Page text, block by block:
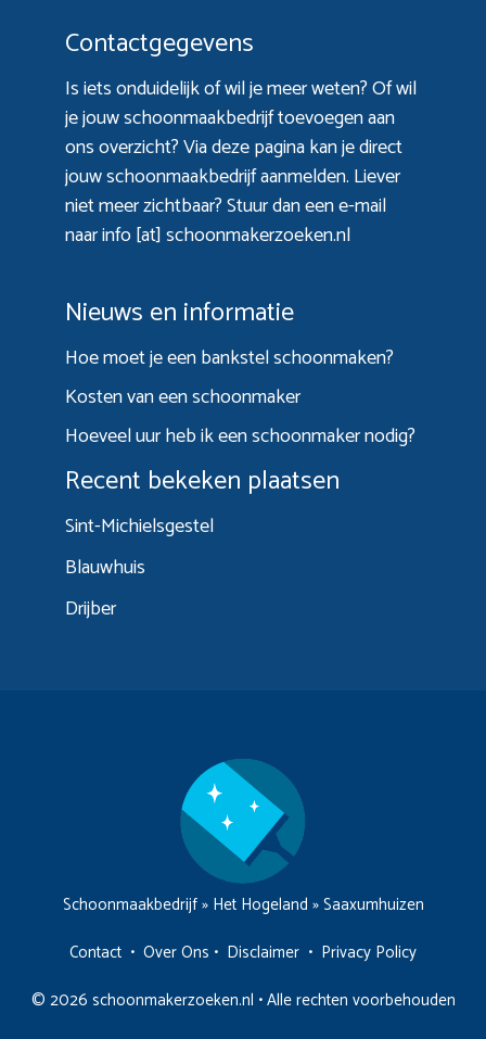
Contactgegevens
Is iets onduidelijk of wil je meer weten? Of wil
je jouw schoonmaakbedrijf toevoegen aan
ons overzicht? Viadeze paginakan je direct
jouw schoonmaakbedrijf aanmelden. Liever
niet meer zichtbaar? Stuur dan een e-mail
naar info [at] schoonmakerzoeken.nl
Nieuws en informatie
Hoe moet je een bankstel schoonmaken?
Kosten van een schoonmaker
Hoeveel uur heb ik een schoonmaker nodig?
Recent bekeken plaatsen
Sint-Michielsgestel
Blauwhuis
Drijber
Schoonmaakbedrijf» Het Hogeland »Saaxumhuizen
Contact • Over Ons • Disclaimer • Privacy Policy
© 2026 schoonmakerzoeken.nl • Alle rechten voorbehouden